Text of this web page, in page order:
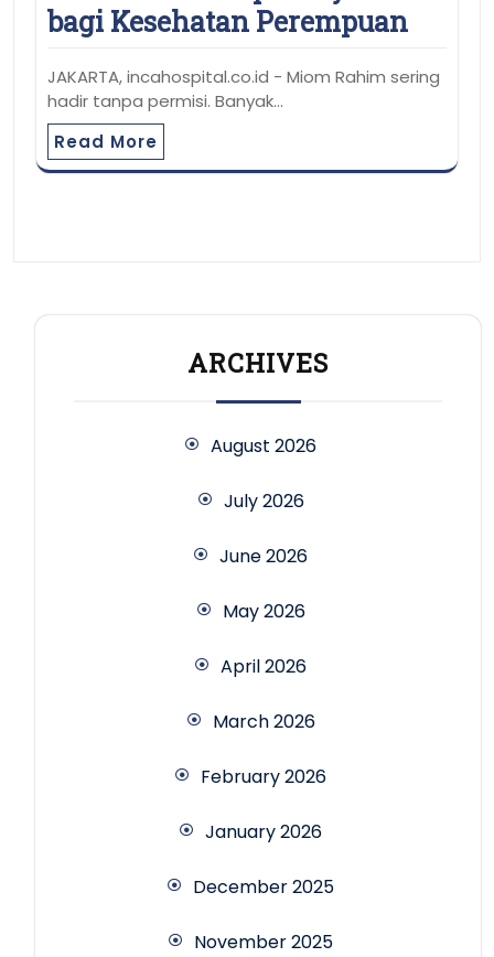
bagi Kesehatan Perempuan
JAKARTA, incahospital.co.id - Miom Rahim sering
hadir tanpa permisi. Banyak…
Read More
ARCHIVES
August 2026
July 2026
June 2026
May 2026
April 2026
March 2026
February 2026
January 2026
December 2025
November 2025